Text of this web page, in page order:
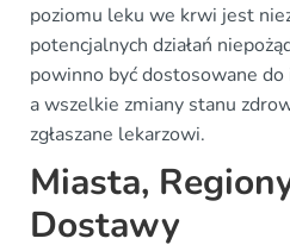
poziomu leku we krwi jest
potencjalnych działań
powinno być dostosowane
a wszelkie zmiany stanu
zgłaszane lekarzowi.
Miasta,
Dostawy